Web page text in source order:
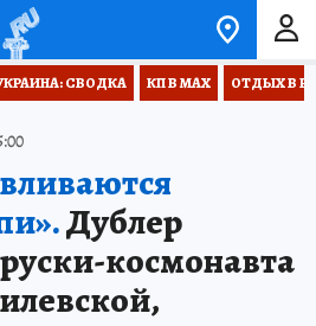
СВОДКА КП В МАХ ОТДЫХ В
Дублер
космонавта